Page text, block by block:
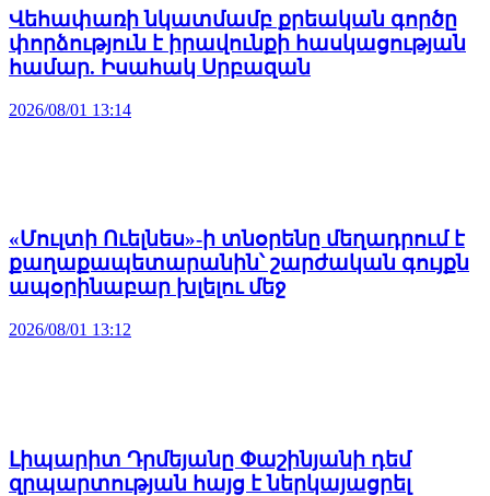
Վեհափառի նկատմամբ քրեական գործը
փորձություն է իրավունքի հասկացության
համար. Իսահակ Սրբազան
2026/08/01 13:14
«Մուլտի Ուելնես»-ի տնօրենը մեղադրում է
քաղաքապետարանին՝ շարժական գույքն
ապօրինաբար խլելու մեջ
2026/08/01 13:12
Լիպարիտ Դրմեյանը Փաշինյանի դեմ
զրպարտության հայց է ներկայացրել